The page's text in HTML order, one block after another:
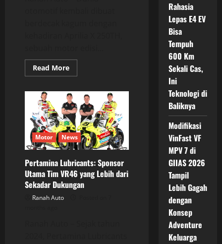
Read MoreRead
more
X
250TH
Superbike
Rasa
MotoGP
Rp
2,3
Miliar
yang
Bikin
Pecinta
Balap
Terpukau
Motor News
Pertamina Lubricants: Sponsor
Utama Tim VR46 yang Lebih dari
Sekadar Dukungan
Ranah Auto
Rahasia
Lepas E4 EV
Bisa
Tempuh
600 Km
Sekali Cas,
Ini
Teknologi di
Baliknya
Modifikasi
VinFast VF
MPV 7 di
GIIAS 2026
Tampil
Lebih Gagah
dengan
Konsep
Adventure
Keluarga